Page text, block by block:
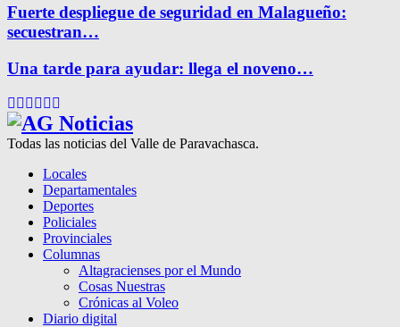
Fuerte despliegue de seguridad en Malagueño:
secuestran…
Una tarde para ayudar: llega el noveno…
Facebook
Twitter
Instagram
Pinterest
Google
Todas las noticias del Valle de Paravachasca.
Locales
Departamentales
Deportes
Policiales
Provinciales
Columnas
Altagracienses por el Mundo
Cosas Nuestras
Crónicas al Voleo
Diario digital